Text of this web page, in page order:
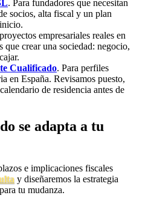
. Para fundadores que necesitan
socios, alta fiscal y un plan
empresariales reales en
crear una sociedad: negocio,
Cualificado. Para perfiles
en España. Revisamos puesto,
de residencia antes de
se adapta a tu
e implicaciones fiscales
y diseñaremos la estrategia
tu mudanza.